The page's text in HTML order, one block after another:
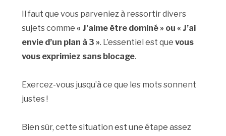
Il faut que vous parveniez à ressortir divers
sujets comme« J’aime être dominé » ou « J’ai
envie d’un plan à 3 ». L’essentiel est quevous
vous exprimiez sans blocage.
Exercez-vous jusqu’à ce que les mots sonnent
justes !
Bien sûr, cette situation est une étape assez